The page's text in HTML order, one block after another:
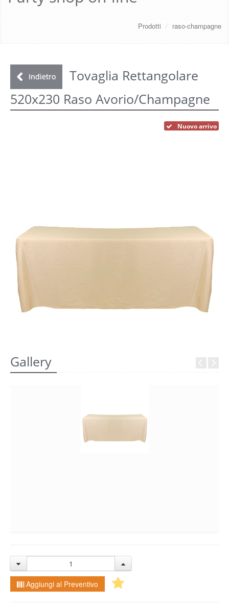
GALLERY
Prodotti / raso-champagne
Indietro
Tovaglia Rettangolare
520x230 Raso Avorio/Champagne
Nuovo arrivo
Gallery
Aggiungi al Preventivo